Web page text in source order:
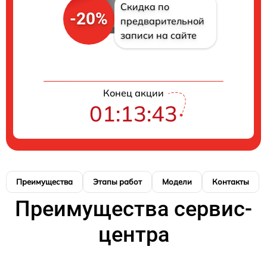
-20%
Скидка по
предварительной
записи на сайте
Конец акции
01:13:43
Преимущества Этапы работ Модели Контакты
Преимущества сервис-
центра